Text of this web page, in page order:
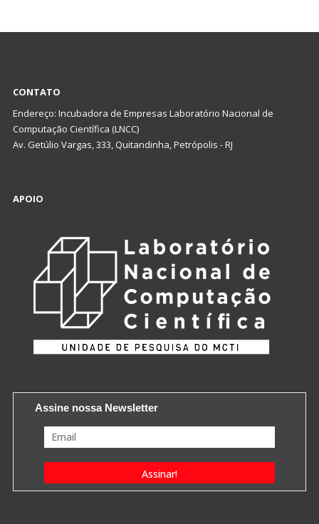
CONTATO
Endereço: Incubadora de Empresas Laboratório Nacional de
Computação Científica (LNCC)
Av. Getúlio Vargas, 333, Quitandinha, Petrópolis - RJ
APOIO
Assine nossa Newsletter